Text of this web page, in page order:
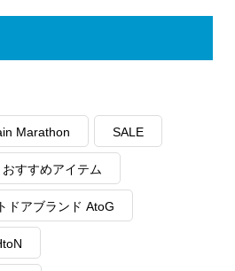
Marathon SALE
おすすめアイテム
ドアブランド AtoG